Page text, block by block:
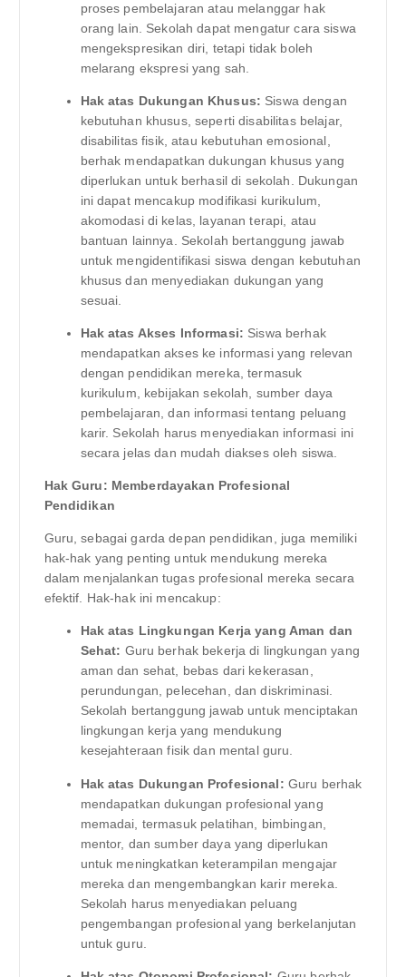
proses pembelajaran atau melanggar hak
orang lain. Sekolah dapat mengatur cara siswa
mengekspresikan diri, tetapi tidak boleh
melarang ekspresi yang sah.
Hak atas Dukungan Khusus: Siswa dengan
kebutuhan khusus, seperti disabilitas belajar,
disabilitas fisik, atau kebutuhan emosional,
berhak mendapatkan dukungan khusus yang
diperlukan untuk berhasil di sekolah. Dukungan
ini dapat mencakup modifikasi kurikulum,
akomodasi di kelas, layanan terapi, atau
bantuan lainnya. Sekolah bertanggung jawab
untuk mengidentifikasi siswa dengan kebutuhan
khusus dan menyediakan dukungan yang
sesuai.
Hak atas Akses Informasi: Siswa berhak
mendapatkan akses ke informasi yang relevan
dengan pendidikan mereka, termasuk
kurikulum, kebijakan sekolah, sumber daya
pembelajaran, dan informasi tentang peluang
karir. Sekolah harus menyediakan informasi ini
secara jelas dan mudah diakses oleh siswa.
Hak Guru: Memberdayakan Profesional
Pendidikan
Guru, sebagai garda depan pendidikan, juga memiliki
hak-hak yang penting untuk mendukung mereka
dalam menjalankan tugas profesional mereka secara
efektif. Hak-hak ini mencakup:
Hak atas Lingkungan Kerja yang Aman dan
Sehat: Guru berhak bekerja di lingkungan yang
aman dan sehat, bebas dari kekerasan,
perundungan, pelecehan, dan diskriminasi.
Sekolah bertanggung jawab untuk menciptakan
lingkungan kerja yang mendukung
kesejahteraan fisik dan mental guru.
Hak atas Dukungan Profesional: Guru berhak
mendapatkan dukungan profesional yang
memadai, termasuk pelatihan, bimbingan,
mentor, dan sumber daya yang diperlukan
untuk meningkatkan keterampilan mengajar
mereka dan mengembangkan karir mereka.
Sekolah harus menyediakan peluang
pengembangan profesional yang berkelanjutan
untuk guru.